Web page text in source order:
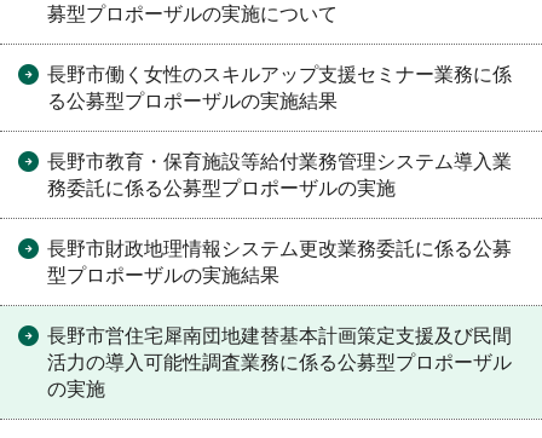
募型プロポーザルの実施について
長野市働く女性のスキルアップ支援セミナー業務に係
る公募型プロポーザルの実施結果
長野市教育・保育施設等給付業務管理システム導入業
務委託に係る公募型プロポーザルの実施
長野市財政地理情報システム更改業務委託に係る公募
型プロポーザルの実施結果
長野市営住宅犀南団地建替基本計画策定支援及び民間
活力の導入可能性調査業務に係る公募型プロポーザル
の実施